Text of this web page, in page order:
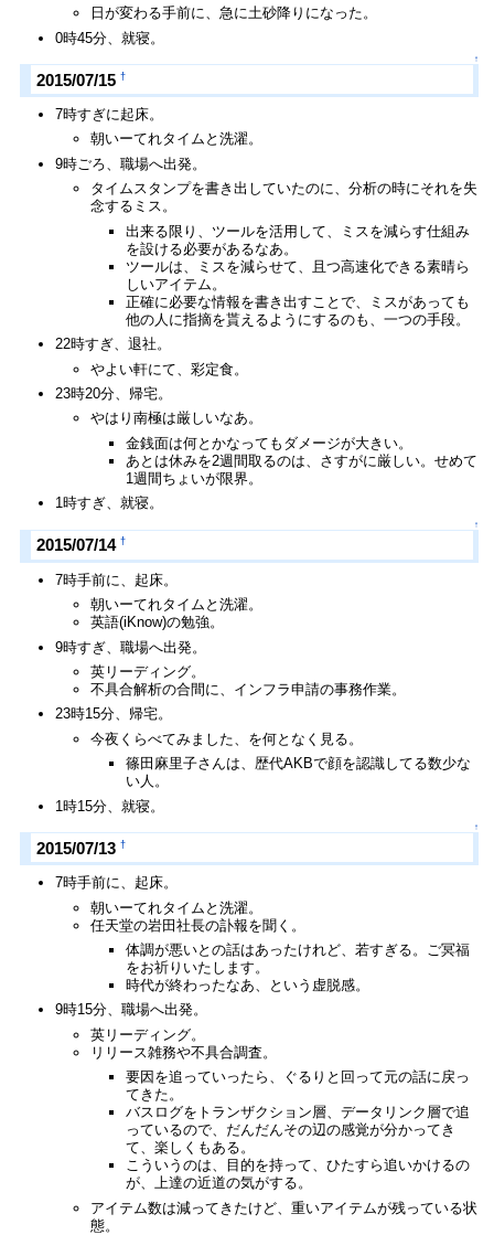
日が変わる手前に、急に土砂降りになった。
0時45分、就寝。
↑
2015/07/15 †
7時すぎに起床。
朝いーてれタイムと洗濯。
9時ごろ、職場へ出発。
タイムスタンプを書き出していたのに、分析の時にそれを失
念するミス。
出来る限り、ツールを活用して、ミスを減らす仕組み
を設ける必要があるなあ。
ツールは、ミスを減らせて、且つ高速化できる素晴ら
しいアイテム。
正確に必要な情報を書き出すことで、ミスがあっても
他の人に指摘を貰えるようにするのも、一つの手段。
22時すぎ、退社。
やよい軒にて、彩定食。
23時20分、帰宅。
やはり南極は厳しいなあ。
金銭面は何とかなってもダメージが大きい。
あとは休みを2週間取るのは、さすがに厳しい。せめて
1週間ちょいが限界。
1時すぎ、就寝。
↑
2015/07/14 †
7時手前に、起床。
朝いーてれタイムと洗濯。
英語(iKnow)の勉強。
9時すぎ、職場へ出発。
英リーディング。
不具合解析の合間に、インフラ申請の事務作業。
23時15分、帰宅。
今夜くらべてみました、を何となく見る。
篠田麻里子さんは、歴代AKBで顔を認識してる数少な
い人。
1時15分、就寝。
↑
2015/07/13 †
7時手前に、起床。
朝いーてれタイムと洗濯。
任天堂の岩田社長の訃報を聞く。
体調が悪いとの話はあったけれど、若すぎる。ご冥福
をお祈りいたします。
時代が終わったなあ、という虚脱感。
9時15分、職場へ出発。
英リーディング。
リリース雑務や不具合調査。
要因を追っていったら、ぐるりと回って元の話に戻っ
てきた。
バスログをトランザクション層、データリンク層で追
っているので、だんだんその辺の感覚が分かってき
て、楽しくもある。
こういうのは、目的を持って、ひたすら追いかけるの
が、上達の近道の気がする。
アイテム数は減ってきたけど、重いアイテムが残っている状
態。